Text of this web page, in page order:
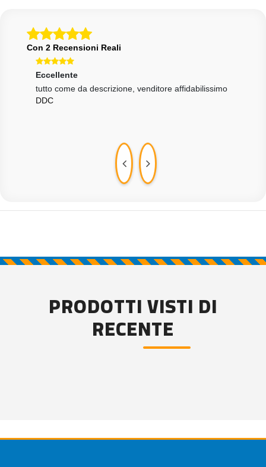
Con 2 Recensioni Reali
Eccellente
tutto come da descrizione, venditore affidabilissimo
DDC
PRODOTTI VISTI DI
RECENTE